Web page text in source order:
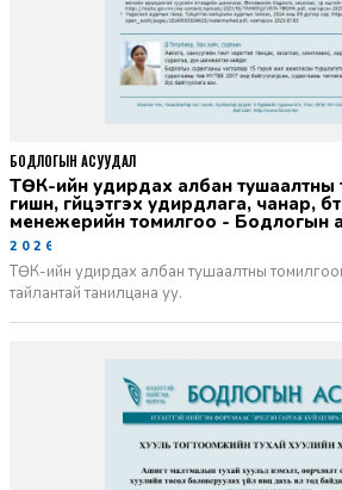
ТӨК-ийн удирдах албан тушаалтны томилгоо: ТУЗ-ийн
гишүүн, гүйцэтгэх удирдлага, чанар,
менежерийн томилгоо - Бодлогын
2026-06-02
ТӨК-ийн удирдах албан тушаалтны
тайлантай танилцана уу.
БОДЛОГЫН АСУУДАЛ